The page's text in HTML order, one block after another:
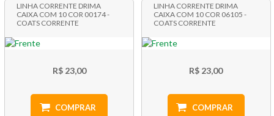
LINHA CORRENTE DRIMA
CAIXA COM 10 COR 00174 -
COATS CORRENTE
R$ 23,00
COMPRAR
LINHA CORRENTE DRIMA
CAIXA COM 10 COR 06105 -
COATS CORRENTE
R$ 23,00
COMPRAR